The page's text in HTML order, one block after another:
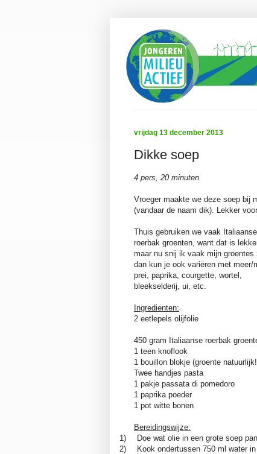
vrijdag 13 december 2013
Dikke soep
4 pers, 20 minuten
Vroeger maakte we deze soep bij
(vandaar de naam dik). Lekker
Thuis gebruiken we vaak Italiaanse
roerbak groenten, want dat is
maar nu snij ik vaak mijn groentes
dan kun je ook variëren met meer/
prei, paprika, courgette, wortel,
bleekselderij, ui, etc.
Ingredienten:
2 eetlepels olijfolie
450 gram Italiaanse roerbak
1 teen knoflook
1 bouillon blokje (groente
Twee handjes pasta
1 pakje passata di pomedoro
1 paprika poeder
1 pot witte bonen
Bereidingswijze:
1)
Doe wat olie in een grote soep
2)
Kook ondertussen 750 ml water